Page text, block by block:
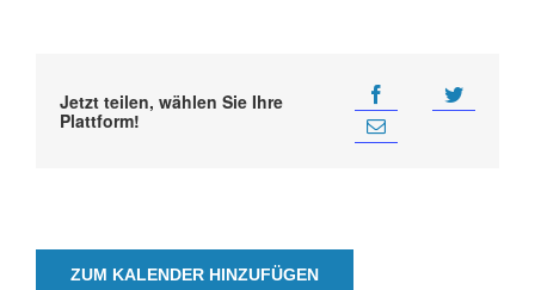
Jetzt teilen, wählen Sie Ihre
Plattform!
ZUM KALENDER HINZUFÜGEN